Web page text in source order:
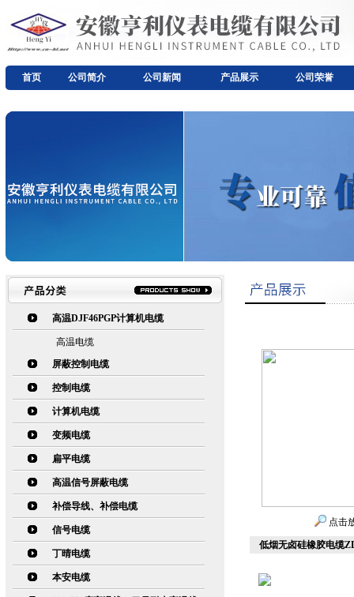
首页 公司简介 公司新闻 产品展示 公司荣誉
高温DJF46PGP计算机电缆
高温电缆
屏蔽控制电缆
控制电缆
计算机电缆
变频电缆
扁平电缆
高温信号屏蔽电缆
补偿导线、补偿电缆
信号电缆
丁晴电缆
本安电缆
点击
低烟无卤硅橡胶电缆